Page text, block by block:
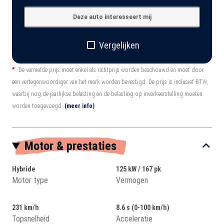
Deze auto interesseert mij
Vergelijken
*
De vermelde prijs moet enkel als richtprijs worden beschouwd en moet door
een vertegenwoordiger van het merk worden bevestigd. De prijs is inclusief BTW,
waarbij nog de jaarlijkse belasting en de belasting op inverkeerstelling moeten
worden toegevoegd. (meer info)
Motor & prestaties
Hybride
Motor type
125 kW / 167 pk
Vermogen
231 km/h
Topsnelheid
8.6 s (0-100 km/h)
Acceleratie